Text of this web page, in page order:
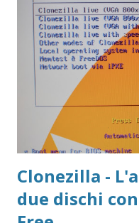
Clonezilla -
due dischi